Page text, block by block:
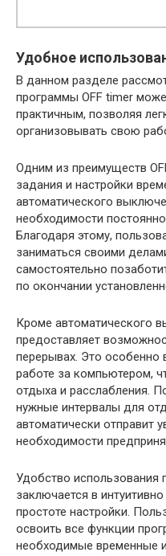
Удобное
В данном разделе
программы OFF timer
практичным, позволяя
организовывать свою
Одним из преимуществ
задания и настройки
автоматического
необходимости
Благодаря этому,
заниматься своими
самостоятельно
по окончании
Кроме автоматического
предоставляет
перерывах. Это особенно
работе за компьютером,
отдыха и расслабления.
нужные интервалы для
автоматически отправит
необходимости
Удобство использования
заключается в
простоте настройки.
освоить все функции
необходимые временные